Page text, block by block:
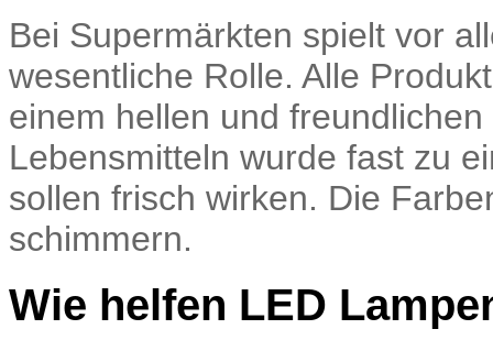
Bei Supermärkten spielt vor
wesentliche Rolle. Alle
einem hellen und
Lebensmitteln wurde fast zu
sollen frisch wirken. Die
schimmern.
Wie helfen LED